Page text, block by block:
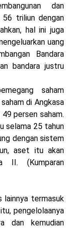
dan
56 triliun dengan
hal ini juga
uang
Bandara
bandara justru
saham
di Angkasa
persen saham.
selama 25 tahun
dengan sistem
aset itu akan
II. (Kumparan
lainnya termasuk
pengelolaanya
dan kemudian